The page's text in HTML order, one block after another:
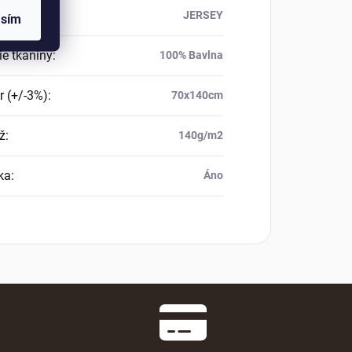
JERSEY
tkaniny: 100% Bavlna
(+/-3%): 70x140cm
: 140g/m2
: Áno